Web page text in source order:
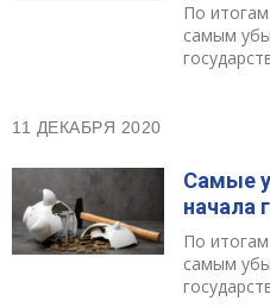
По
самым
11 ДЕКАБРЯ 2020
Самые
начала
По
самым